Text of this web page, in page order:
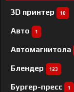
3D принтер 18
Авто 1
Автомагнитола
Блендер 123
Бургер-пресс 1